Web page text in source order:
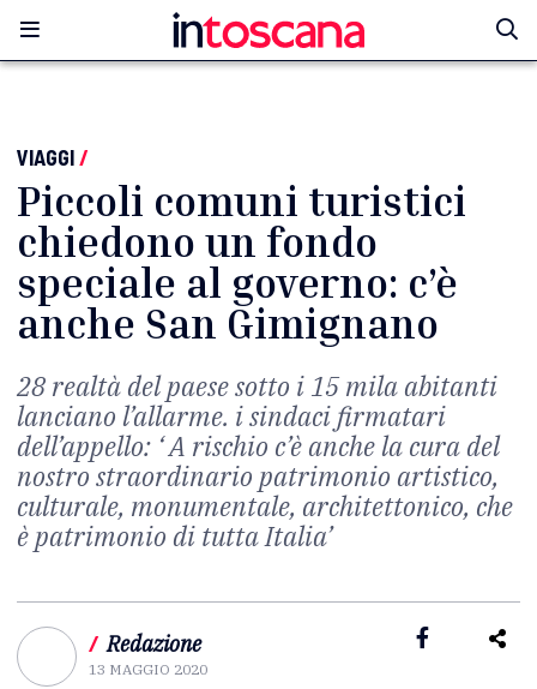
VIAGGI/
Piccoli comuni turistici
chiedono un fondo
speciale al governo: c’è
anche San Gimignano
28 realtà del paese sotto i 15 mila abitanti
lanciano l’allarme. i sindaci firmatari
dell’appello: ‘ A rischio c’è anche la cura del
nostro straordinario patrimonio artistico,
culturale, monumentale, architettonico, che
è patrimonio di tutta Italia’
/ Redazione
13 MAGGIO 2020